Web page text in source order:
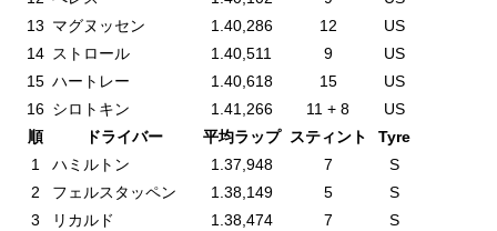
13 マグヌッセン 1.40,286 12
US
14 ストロール 1.40,511 9
US
15 ハートレー 1.40,618 15
US
16 シロトキン 1.41,266 11 + 8
US
順
ドライバー 平均ラップ スティント
Tyre
1
ハミルトン 1.37,948 7
S
2
フェルスタッペン 1.38,149 5
S
3
リカルド 1.38,474 7
S